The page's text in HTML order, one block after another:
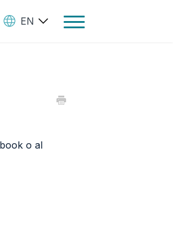
Toggle
Audiobooks
Your Books
EN
o al